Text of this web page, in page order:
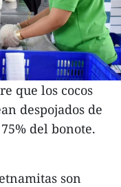
que los cocos
despojados de
del bonote.
son